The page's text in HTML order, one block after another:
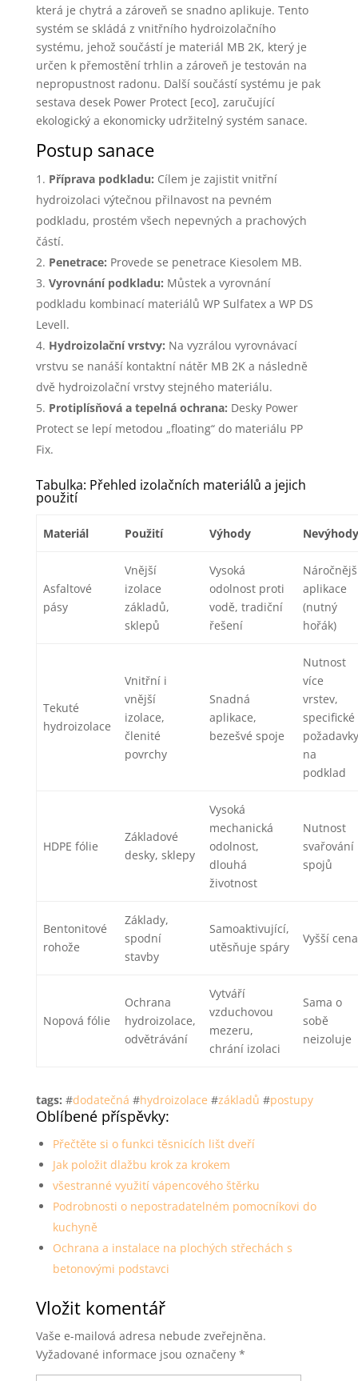
která je chytrá a zároveň se snadno aplikuje. Tento
systém se skládá z vnitřního hydroizolačního
systému, jehož součástí je materiál MB 2K, který je
určen k přemostění trhlin a zároveň je testován na
nepropustnost radonu. Další součástí systému je pak
sestava desek Power Protect [eco], zaručující
ekologický a ekonomicky udržitelný systém sanace.
Postup sanace
Příprava podkladu: Cílem je zajistit vnitřní
hydroizolaci výtečnou přilnavost na pevném
podkladu, prostém všech nepevných a prachových
částí.
Penetrace: Provede se penetrace Kiesolem MB.
Vyrovnání podkladu: Můstek a vyrovnání
podkladu kombinací materiálů WP Sulfatex a WP DS
Levell.
Hydroizolační vrstvy: Na vyzrálou vyrovnávací
vrstvu se nanáší kontaktní nátěr MB 2K a následně
dvě hydroizolační vrstvy stejného materiálu.
Protiplísňová a tepelná ochrana: Desky Power
Protect se lepí metodou „floating“ do materiálu PP
Fix.
Tabulka: Přehled izolačních materiálů a jejich
použití
Materiál Použití Výhody Nevýhody
Asfaltové
pásy
Vnější
izolace
základů,
sklepů
Vysoká
odolnost proti
vodě, tradiční
řešení
aplikace
(nutný
hořák)
Tekuté
hydroizolace
Vnitřní i
vnější
izolace,
členité
povrchy
Snadná
aplikace,
bezešvé spoje
Nutnost
více
vrstev,
specifické
požadavky
na
podklad
HDPE fólie
Základové
desky, sklepy
Vysoká
mechanická
odolnost,
dlouhá
životnost
Nutnost
svařování
spojů
Bentonitové
rohože
Základy,
spodní
stavby
Samoaktivující,
utěsňuje spáry
Vyšší cena
Nopová fólie
Ochrana
hydroizolace,
odvětrávání
Vytváří
vzduchovou
mezeru,
chrání izolaci
Sama o
sobě
neizoluje
tags: #dodatečná #hydroizolace #základů #postupy
Oblíbené příspěvky:
Přečtěte si o funkci těsnicích lišt dveří
Jak položit dlažbu krok za krokem
všestranné využití vápencového štěrku
Podrobnosti o nepostradatelném pomocníkovi do
kuchyně
Ochrana a instalace na plochých střechách s
betonovými podstavci
Vložit komentář
Vaše e-mailová adresa nebude zveřejněna.
Vyžadované informace jsou označeny *